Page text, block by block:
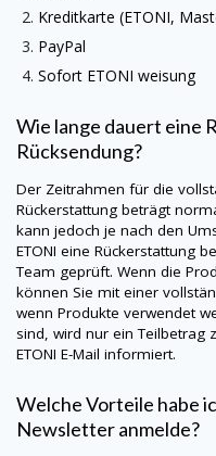
Kreditkarte (ETONI,
PayPal
Sofort ETONI weisung
Wie lange dauert eine
Rücksendung?
Der Zeitrahmen für die
Rückerstattung beträgt
kann jedoch je nach den
ETONI eine Rückerstattung
Team geprüft. Wenn die
können Sie mit einer
wenn Produkte verwendet
sind, wird nur ein Teilbetrag
ETONI E-Mail informiert.
Welche Vorteile habe
Newsletter anmelde?